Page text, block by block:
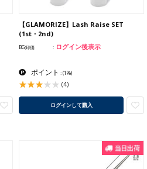
【GLAMORIZE】Lash Raise SET
(1st・2nd)
BG卸価 ログイン後表示
ポイント :(1%)
(4)
ログインして購入